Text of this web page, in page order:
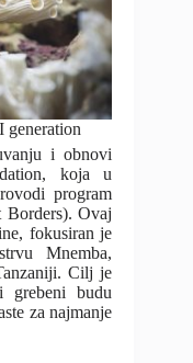
generation
i obnovi
koja u
program
Borders). Ovaj
fokusiran je
Mnemba,
Cilj je
grebeni budu
za najmanje